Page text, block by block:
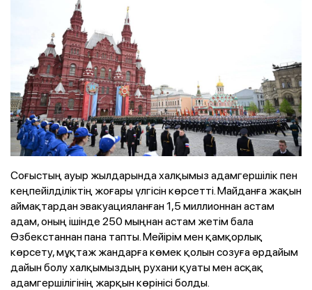
Соғыстың ауыр жылдарында халқымыз адамгершілік пен
кеңпейілділіктің жоғары үлгісін көрсетті. Майданға жақын
аймақтардан эвакуацияланған 1,5 миллионнан астам
адам, оның ішінде 250 мыңнан астам жетім бала
Өзбекстаннан пана тапты. Мейірім мен қамқорлық
көрсету, мұқтаж жандарға көмек қолын созуға әрдайым
дайын болу халқымыздың рухани қуаты мен асқақ
адамгершілігінің жарқын көрінісі болды.